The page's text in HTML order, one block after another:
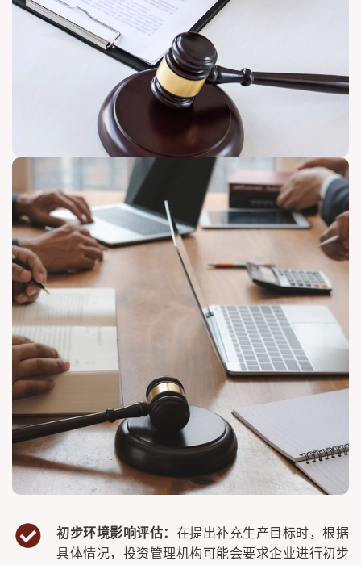
初步环境影响评估： 在提出补充生产目标时，根据
具体情况，投资管理机构可能会要求企业进行初步